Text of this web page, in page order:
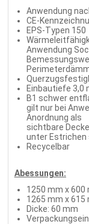
Anwendung
CE-
EPS-Typen 150
Anwendung
Einbautiefe 3,0
B1 schwer
gilt nur bei
Anordnung als
sichtbare
unter Estrichen
Recycelbar
Abessungen:
1250 mm x
1265 mm x
Dicke: 60 mm